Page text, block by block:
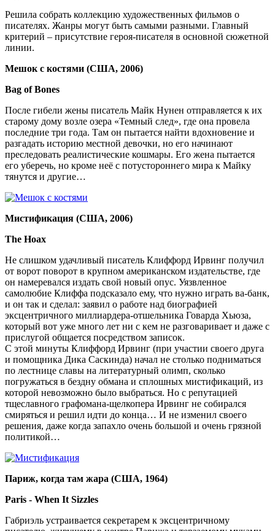
Решила собрать коллекцию художественных фильмов о
писателях. Жанры могут быть самыми разными. Главный
критерий – присутствие героя-писателя в основной сюжетной
линии.
Мешок с костями (США, 2006)
Bag of Bones
После гибели жены писатель Майк Нунен отправляется к их
старому дому возле озера «Темный след», где она провела
последние три года. Там он пытается найти вдохновение и
разгадать историю местной девочки, но его начинают
преследовать реалистические кошмары. Его жена пытается
его уберечь, но кроме неё с потустороннего мира к Майку
тянутся и другие…
Мистификация (США, 2006)
The Hoax
Не слишком удачливый писатель Клиффорд Ирвинг получил
от ворот поворот в крупном американском издательстве, где
он намеревался издать свой новый опус. Уязвленное
самолюбие Клиффа подсказало ему, что нужно играть ва-банк,
и он так и сделал: заявил о работе над биографией
эксцентричного миллиардера-отшельника Говарда Хьюза,
который вот уже много лет ни с кем не разговаривает и даже с
прислугой общается посредством записок.
С этой минуты Клиффорд Ирвинг (при участии своего друга
и помощника Дика Саскинда) начал не столько подниматься
по лестнице славы на литературный олимп, сколько
погружаться в бездну обмана и сплошных мистификаций, из
которой невозможно было выбраться. Но с репутацией
тщеславного графомана-щелкопера Ирвинг не собирался
смиряться и решил идти до конца… И не изменил своего
решения, даже когда запахло очень большой и очень грязной
политикой…
Париж, когда там жара (США, 1964)
Paris - When It Sizzles
Габриэль устраивается секретарем к эксцентричному